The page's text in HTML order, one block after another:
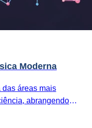
Moderna
das áreas mais
abrangendo
nossa